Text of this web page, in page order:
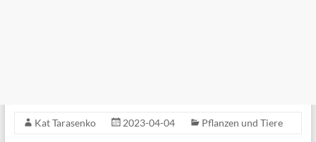
Kat Tarasenko 2023-04-04 Pflanzen und Tiere